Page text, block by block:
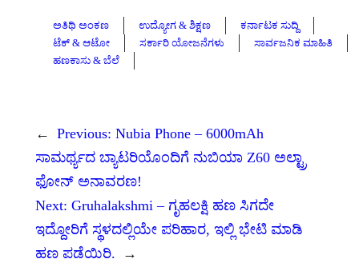
ಅತಿಥಿ ಅಂಕಣ ಉದ್ಯೋಗ & ಶಿಕ್ಷಣ
ಕರ್ನಾಟಕ ಸುದ್ದಿ
ಟೆಕ್ & ಆಟೋ
ಸರ್ಕಾರಿ ಯೋಜನೆಗಳು
ಸಾರ್ವಜನಿಕ ಮಾಹಿತಿ
ಹಣಕಾಸು & ಬೆಲೆ
← Previous: Nubia Phone – 6000mAh
ಸಾಮರ್ಥ್ಯದ ಬ್ಯಾಟರಿಯೊಂದಿಗೆ ನುಬಿಯಾ Z60 ಅಲ್ಟ್ರಾ
ಫೋನ್ ಅನಾವರಣ!
Next: Gruhalakshmi – ಗೃಹಲಕ್ಷಿ ಹಣ ಸಿಗದೇ
ಇದ್ದೋರಿಗೆ ಸ್ಥಳದಲ್ಲಿಯೇ ಪರಿಹಾರ, ಇಲ್ಲಿ ಭೇಟಿ ಮಾಡಿ
ಹಣ ಪಡೆಯಿರಿ.
→